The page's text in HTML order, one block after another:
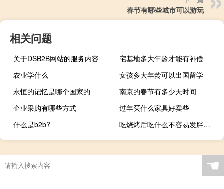
春节有哪些城市可以游玩
相关问题
关于DSB2B网站的服务内容
宅基地多大年龄才能有补偿
农业学什么
女孩多大年龄可以出国留学
永恒的记忆是哪个国家的
南京的春节有多少天时间
企业采购有哪些方式
过年买什么家具好卖些
什么是b2b?
吃烧烤后吃什么不容易发胖（吃烧烤后怎样防止发胖）
☚